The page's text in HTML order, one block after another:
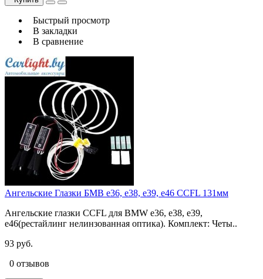
Быстрый просмотр
В закладки
В сравнение
Ангельские Глазки БМВ e36, e38, e39, e46 CCFL 131мм
Ангельские глазки CCFL для BMW e36, e38, e39,
e46(рестайлинг нелинзованная оптика). Комплект: Четы..
93 руб.
0 отзывов